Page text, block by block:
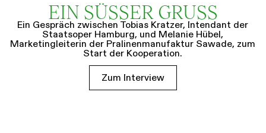
EIN SÜSSER GRUSS
Ein Gespräch zwischen Tobias Kratzer, Intendant der
Staatsoper Hamburg, und Melanie Hübel,
Marketingleiterin der Pralinenmanufaktur Sawade, zum
Start der Kooperation.
Zum Interview